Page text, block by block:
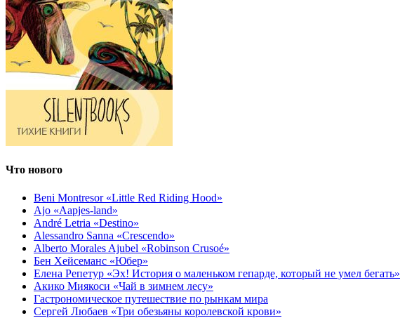
Что нового
Beni Montresor «Little Red Riding Hood»
Ajo «Aapjes-land»
André Letria «Destino»
Alessandro Sanna «Crescendo»
Alberto Morales Ajubel «Robinson Crusoé»
Бен Хейсеманс «Юбер»
Елена Репетур «Эх! История о маленьком гепарде, который не умел бегать»
Акико Миякоси «Чай в зимнем лесу»
Гастрономическое путешествие по рынкам мира
Сергей Любаев «Три обезьяны королевской крови»